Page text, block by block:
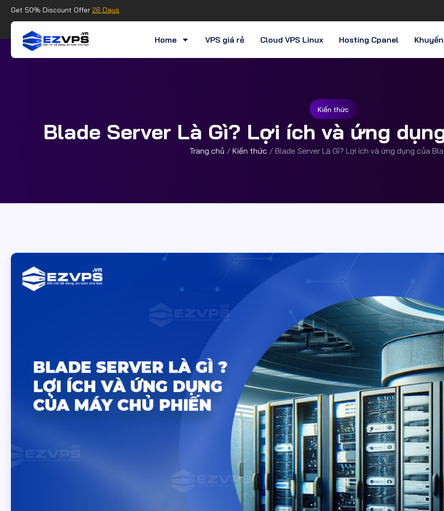
Get 50% Discount Offer 26 Days
Home VPS giá rẻ Cloud VPS Linux Hosting Cpanel
Kiến thức
Blade Server Là Gì? Lợi ích và ứng
Trang chủ / Kiến thức / Blade Server Là Gì? Lợi ích và ứng dụng của